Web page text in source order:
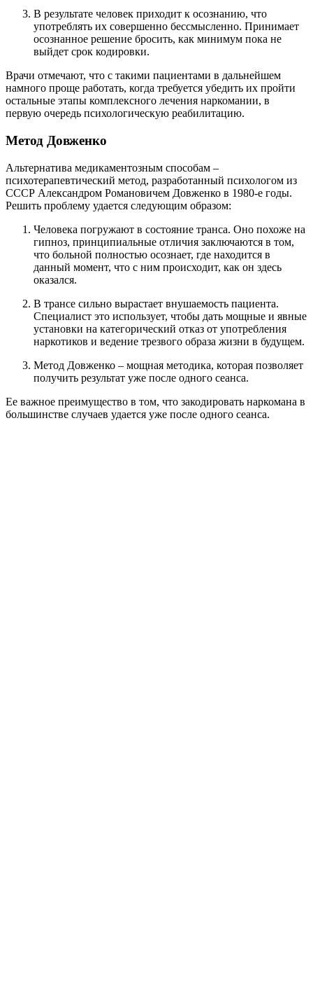
В результате человек приходит к осознанию, что
употреблять их совершенно бессмысленно. Принимает
осознанное решение бросить, как минимум пока не
выйдет срок кодировки.
Врачи отмечают, что с такими пациентами в дальнейшем
намного проще работать, когда требуется убедить их пройти
остальные этапы комплексного лечения наркомании, в
первую очередь психологическую реабилитацию.
Метод Довженко
Альтернатива медикаментозным способам –
психотерапевтический метод, разработанный психологом из
СССР Александром Романовичем Довженко в 1980-е годы.
Решить проблему удается следующим образом:
Человека погружают в состояние транса. Оно похоже на
гипноз, принципиальные отличия заключаются в том,
что больной полностью осознает, где находится в
данный момент, что с ним происходит, как он здесь
оказался.
В трансе сильно вырастает внушаемость пациента.
Специалист это использует, чтобы дать мощные и явные
установки на категорический отказ от употребления
наркотиков и ведение трезвого образа жизни в будущем.
Метод Довженко – мощная методика, которая позволяет
получить результат уже после одного сеанса.
Ее важное преимущество в том, что закодировать наркомана в
большинстве случаев удается уже после одного сеанса.